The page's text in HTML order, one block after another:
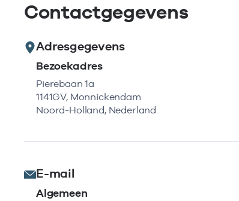
Contactgegevens
Adresgegevens
Bezoekadres
Pierebaan 1a
1141GV, Monnickendam
Noord-Holland, Nederland
E-mail
Algemeen